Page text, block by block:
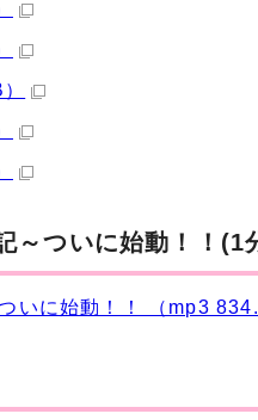
～ついに始動！！(1
いに始動！！ （mp3